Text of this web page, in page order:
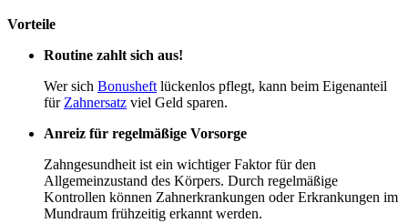
Vorteile
Routine zahlt sich aus!
Wer sich Bonusheft lückenlos pflegt, kann beim Eigenanteil
für Zahnersatz viel Geld sparen.
Anreiz für regelmäßige Vorsorge
Zahngesundheit ist ein wichtiger Faktor für den
Allgemeinzustand des Körpers. Durch regelmäßige
Kontrollen können Zahnerkrankungen oder Erkrankungen im
Mundraum frühzeitig erkannt werden.